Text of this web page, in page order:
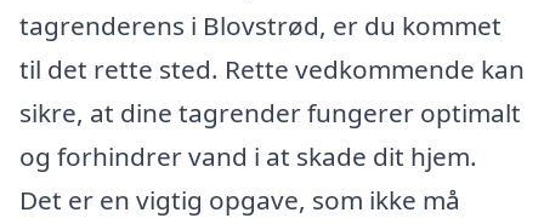
tagrenderens i Blovstrød, er du kommet
til det rette sted. Rette vedkommende kan
sikre, at dine tagrender fungerer optimalt
og forhindrer vand i at skade dit hjem.
Det er en vigtig opgave, som ikke må